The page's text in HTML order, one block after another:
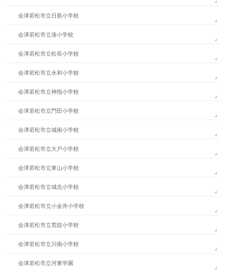
会津若松市立日新小学校
会津若松市立湊小学校
会津若松市立松長小学校
会津若松市立永和小学校
会津若松市立神指小学校
会津若松市立門田小学校
会津若松市立城南小学校
会津若松市立大戸小学校
会津若松市立東山小学校
会津若松市立城北小学校
会津若松市立小金井小学校
会津若松市立荒舘小学校
会津若松市立川南小学校
会津若松市立河東学園